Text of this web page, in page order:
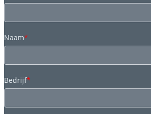
Naam*
Bedrijf*